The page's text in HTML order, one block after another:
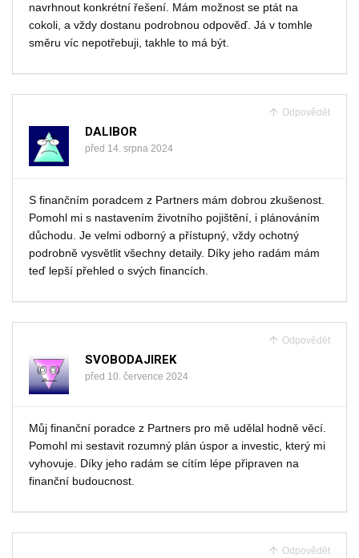
navrhnout konkrétní řešení. Mám možnost se ptát na
cokoli, a vždy dostanu podrobnou odpověď. Já v tomhle
směru víc nepotřebuji, takhle to má být.
Odpovědět
DALIBOR
před 14. srpna 2024
S finančním poradcem z Partners mám dobrou zkušenost.
Pomohl mi s nastavením životního pojištění, i plánováním
důchodu. Je velmi odborný a přístupný, vždy ochotný
podrobně vysvětlit všechny detaily. Díky jeho radám mám
teď lepší přehled o svých financích.
Odpovědět
SVOBODAJIREK
před 10. července 2024
Můj finanční poradce z Partners pro mě udělal hodně věcí.
Pomohl mi sestavit rozumný plán úspor a investic, který mi
vyhovuje. Díky jeho radám se cítím lépe připraven na
finanční budoucnost.
Odpovědět